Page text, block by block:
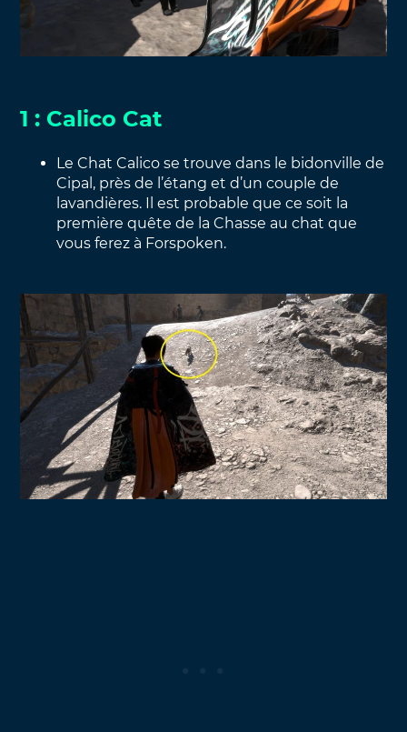
1 : Calico Cat
Le Chat Calico se trouve dans le bidonville de
Cipal, près de l’étang et d’un couple de
lavandières. Il est probable que ce soit la
première quête de la Chasse au chat que
vous ferez à Forspoken.